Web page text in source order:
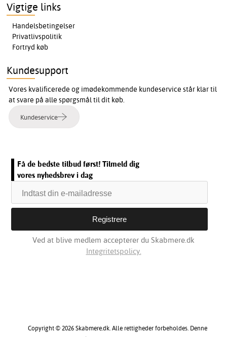
Vigtige links
Handelsbetingelser
Privatlivspolitik
Fortryd køb
Kundesupport
Vores kvalificerede og imødekommende kundeservice står klar til
at svare på alle spørgsmål til dit køb.
Kundeservice
Få de bedste tilbud først! Tilmeld dig
vores nyhedsbrev i dag
Ved at blive medlem accepterer du Skabmere.dk
Integritetspolicy.
Copyright © 2026 Skabmere.dk. Alle rettigheder forbeholdes. Denne